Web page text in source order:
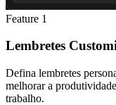
Feature 1
Lembretes
Defina lembretes
melhorar a
trabalho.